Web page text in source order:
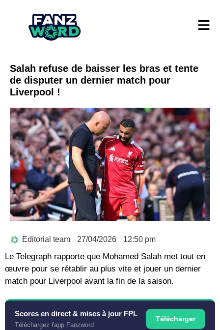
Salah refuse de baisser les bras et tente
de disputer un dernier match pour
Liverpool !
Editorial team 27/04/2026 12:50 pm
Le Telegraph rapporte que Mohamed Salah met tout en
œuvre pour se rétablir au plus vite et jouer un dernier
match pour Liverpool avant la fin de la saison.
Scores en direct & mises à jour FPL
Téléchargez l'app Fanzword
Télécharger